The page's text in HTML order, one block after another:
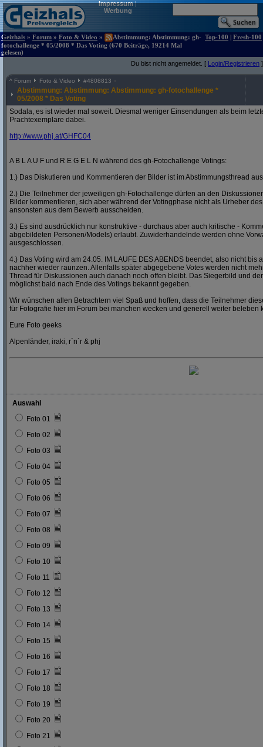
Impressum|
Werbung
Geizhals » Forum » Foto & Video »
Abstimmung: Abstimmung: gh-
fotochallenge * 05/2008 * Das Voting (670 Beiträge, 19214 Mal
gelesen)
Top-100 | Fresh-100
Du bist nicht angemeldet. [ Login/Registrieren ]
^ Forum Foto & Video #4808813
Abstimmung: Abstimmung: Abstimmung: gh-fotochallenge *
05/2008 * Das Voting
Sodala, es ist wieder mal soweit. Diesmal weniger Einsendungen als beim
Prachtexemplare dabei.
http://www.phj.at/GHFC04
A B L A U F und R E G E L N während des gh-Fotochallenge Votings:
1.) Das Diskutieren und Kommentieren der Bilder ist im Abstimmungsthread
2.) Die Teilnehmer der jeweiligen gh-Fotochallenge dürfen an den
Bilder kommentieren, sich aber während der Votingphase nicht als Urheber
ansonsten aus dem Bewerb ausscheiden.
3.) Es sind ausdrücklich nur konstruktive - durchaus aber auch kritische -
abgebildeten Personen/Models) erlaubt. Zuwiderhandelnde werden ohne
ausgeschlossen.
4.) Das Voting wird am 24.05. IM LAUFE DES ABENDS beendet, also nicht bis
nachher wieder raunzen. Allenfalls später abgegebene Votes werden nicht
Thread für Diskussionen auch danach noch offen bleibt. Das Siegerbild und
möglichst bald nach Ende des Votings bekannt gegeben.
Wir wünschen allen Betrachtern viel Spaß und hoffen, dass die Teilnehmer
für Fotografie hier im Forum bei manchen wecken und generell weiter beleben
Eure Foto geeks
Alpenländer, iraki, r´n´r & phj
Auswahl
Foto 01
Foto 02
Foto 03
Foto 04
Foto 05
Foto 06
Foto 07
Foto 08
Foto 09
Foto 10
Foto 11
Foto 12
Foto 13
Foto 14
Foto 15
Foto 16
Foto 17
Foto 18
Foto 19
Foto 20
Foto 21